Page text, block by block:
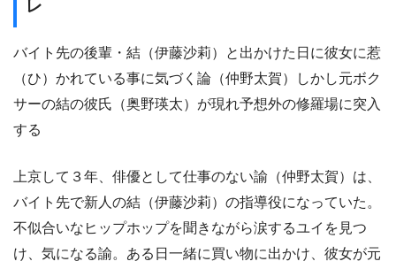
レ
バイト先の後輩・結（伊藤沙莉）と出かけた日に彼女に惹
（ひ）かれている事に気づく論（仲野太賀）しかし元ボク
サーの結の彼氏（奥野瑛太）が現れ予想外の修羅場に突入
する
上京して３年、俳優として仕事のない諭（仲野太賀）は、
バイト先で新人の結（伊藤沙莉）の指導役になっていた。
不似合いなヒップホップを聞きながら涙するユイを見つ
け、気になる諭。ある日一緒に買い物に出かけ、彼女が元